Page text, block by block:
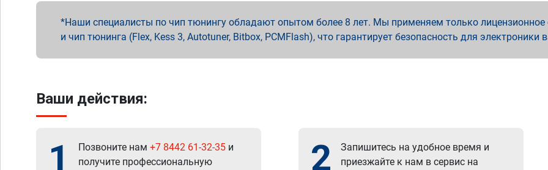
Наши специалисты по чип тюнингу обладают опытом более 8 лет. Мы применяем только лицензионное
и чип тюнинга (Flex, Kess 3, Autotuner, Bitbox, PCMFlash), что гарантирует безопасность для электроники
Ваши действия:
1 Позвоните нам +7 8442 61-32-35 и
получите профессиональную
2
Запишитесь на удобное время и
приезжайте к нам в сервис на